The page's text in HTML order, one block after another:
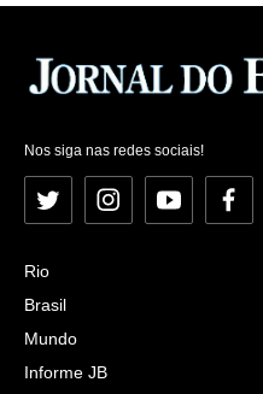
Nos siga nas redes sociais!
Twitter InstagramYouTube
Rio
Brasil
Mundo
Informe JB